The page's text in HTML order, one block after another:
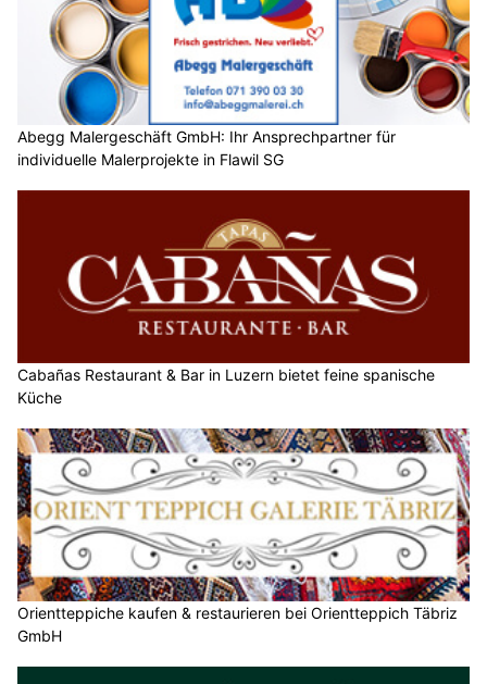
Abegg Malergeschäft GmbH: Ihr Ansprechpartner für
individuelle Malerprojekte in Flawil SG
Cabañas Restaurant & Bar in Luzern bietet feine spanische
Küche
Orientteppiche kaufen & restaurieren bei Orientteppich Täbriz
GmbH